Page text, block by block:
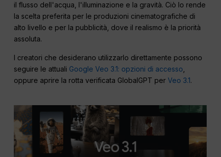
il flusso dell'acqua, l'illuminazione e la gravità. Ciò lo rende
la scelta preferita per le produzioni cinematografiche di
alto livello e per la pubblicità, dove il realismo è la priorità
assoluta.
I creatori che desiderano utilizzarlo direttamente possono
seguire le attuali Google Veo 3.1: opzioni di accesso
oppure aprire la rotta verificata GlobalGPT perVeo 3.1.